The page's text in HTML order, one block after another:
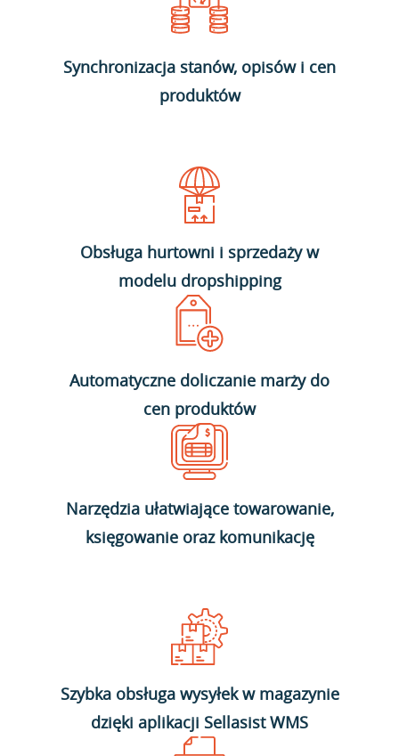
Synchronizacja stanów, opisów i cen
produktów
Obsługa hurtowni i sprzedaży w
modelu dropshipping
Automatyczne doliczanie marży do
cen produktów
Narzędzia ułatwiające towarowanie,
księgowanie oraz komunikację
Szybka obsługa wysyłek w magazynie
dzięki aplikacji Sellasist WMS